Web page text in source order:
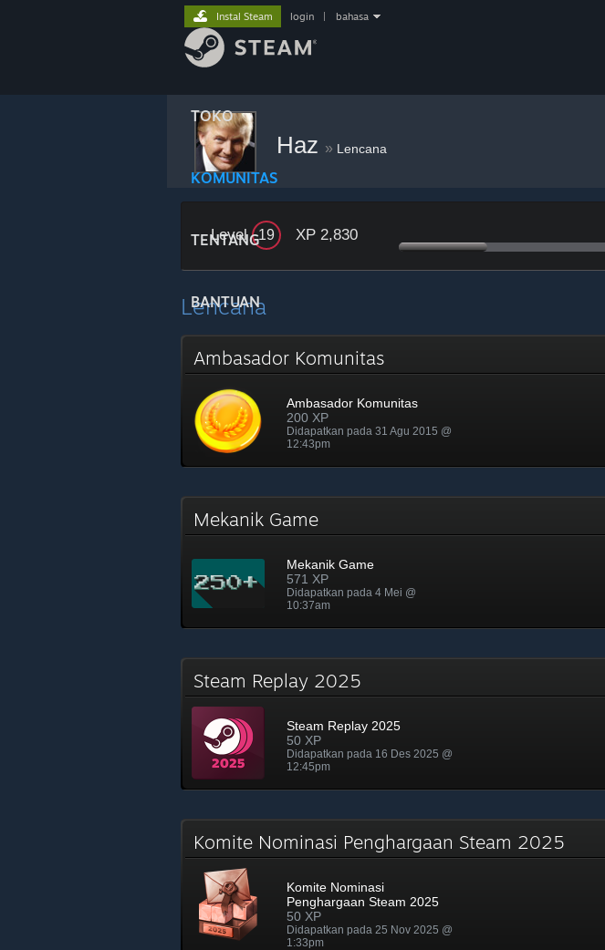
TOKO
KOMUNITAS
TENTANG
BANTUAN
Instal Steam login bahasa
Haz » Lencana
Level 19 XP 2,830
Lencana
Ambasador Komunitas
Ambasador Komunitas
200 XP
Didapatkan pada 31 Agu 2015 @
12:43pm
Mekanik Game
Mekanik Game
571 XP
Didapatkan pada 4 Mei @
10:37am
Steam Replay 2025
Steam Replay 2025
50 XP
Didapatkan pada 16 Des 2025 @
12:45pm
Komite Nominasi Penghargaan Steam 2025
Komite Nominasi
Penghargaan Steam 2025
50 XP
Didapatkan pada 25 Nov 2025 @
1:33pm